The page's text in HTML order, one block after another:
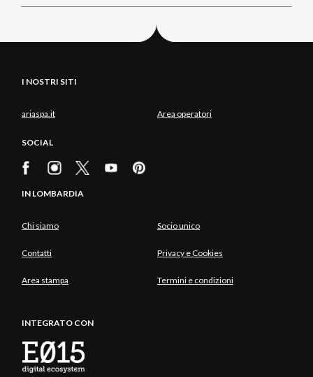
I NOSTRI SITI
ariaspa.it Area operatori
SOCIAL
IN LOMBARDIA
Chi siamo Socio unico
Contatti Privacy e Cookies
Area stampa Termini e condizioni
INTEGRATO CON